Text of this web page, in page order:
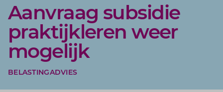
Aanvraag subsidie
praktijkleren weer
mogelijk
BELASTINGADVIES